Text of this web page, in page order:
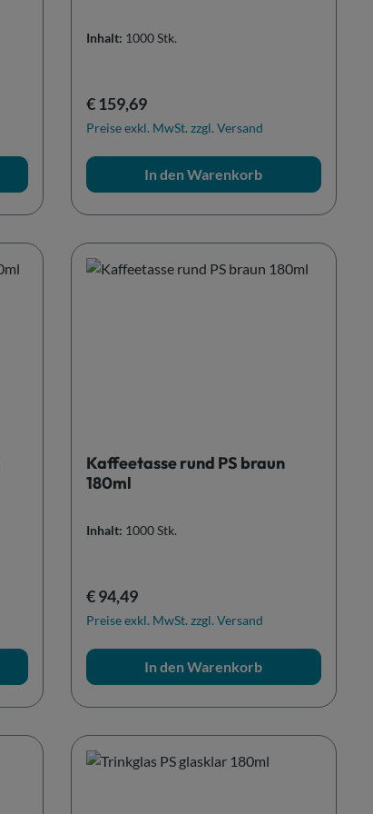
Inhalt: 1000 Stk.
Regulärer Preis:
€ 159,69
Preise exkl. MwSt. zzgl. Versand
In den Warenkorb
Kaffeetasse rund PS braun
180ml
Inhalt: 1000 Stk.
Regulärer Preis:
€ 94,49
Preise exkl. MwSt. zzgl. Versand
In den Warenkorb